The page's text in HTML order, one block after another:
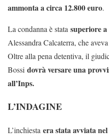
ammonta a circa 12.800 euro.
La condanna è stata superiore
Alessandra Calcaterra, che
Oltre alla pena detentiva, il
Bossi dovrà versare una
all’Inps.
L’INDAGINE
L’inchiesta era stata avviata